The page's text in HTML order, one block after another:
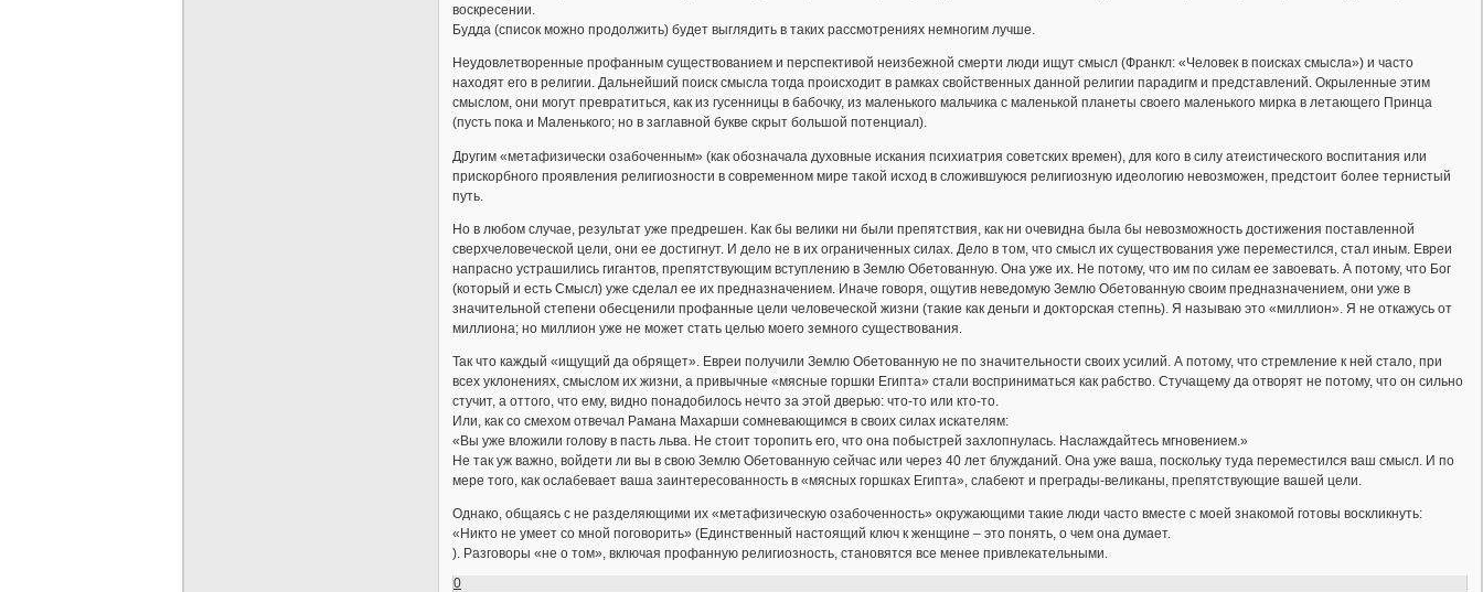
воскресении.
Будда (список можно продолжить) будет выглядить в таких рассмотрениях немногим лучше.
Неудовлетворенные профанным существованием и перспективой неизбежной смерти люди ищут смысл (Франкл: «Человек в поисках смысла») и часто
находят его в религии. Дальнейший поиск смысла тогда происходит в рамках свойственных данной религии парадигм и представлений. Окрыленные этим
смыслом, они могут превратиться, как из гусенницы в бабочку, из маленького мальчика с маленькой планеты своего маленького мирка в летающего Принца
(пусть пока и Маленького; но в заглавной букве скрыт большой потенциал).
Другим «метафизически озабоченным» (как обозначала духовные искания психиатрия советских времен), для кого в силу атеистического воспитания или
прискорбного проявления религиозности в современном мире такой исход в сложившуюся религиозную идеологию невозможен, предстоит более тернистый
путь.
Но в любом случае, результат уже предрешен. Как бы велики ни были препятствия, как ни очевидна была бы невозможность достижения поставленной
сверхчеловеческой цели, они ее достигнут. И дело не в их ограниченных силах. Дело в том, что смысл их существования уже переместился, стал иным. Евреи
напрасно устрашились гигантов, препятствующим вступлению в Землю Обетованную. Она уже их. Не потому, что им по силам ее завоевать. А потому, что Бог
(который и есть Смысл) уже сделал ее их предназначением. Иначе говоря, ощутив неведомую Землю Обетованную своим предназначением, они уже в
значительной степени обесценили профанные цели человеческой жизни (такие как деньги и докторская степнь). Я называю это «миллион». Я не откажусь от
миллиона; но миллион уже не может стать целью моего земного существования.
Так что каждый «ищущий да обрящет». Евреи получили Землю Обетованную не по значительности своих усилий. А потому, что стремление к ней стало, при
всех уклонениях, смыслом их жизни, а привычные «мясные горшки Египта» стали восприниматься как рабство. Стучащему да отворят не потому, что он сильно
стучит, а оттого, что ему, видно понадобилось нечто за этой дверью: что-то или кто-то.
Или, как со смехом отвечал Рамана Махарши сомневающимся в своих силах искателям:
«Вы уже вложили голову в пасть льва. Не стоит торопить его, что она побыстрей захлопнулась. Наслаждайтесь мгновением.»
Не так уж важно, войдети ли вы в свою Землю Обетованную сейчас или через 40 лет блужданий. Она уже ваша, поскольку туда переместился ваш смысл. И по
мере того, как ослабевает ваша заинтересованность в «мясных горшках Египта», слабеют и преграды-великаны, препятствующие вашей цели.
Однако, общаясь с не разделяющими их «метафизическую озабоченность» окружающими такие люди часто вместе с моей знакомой готовы воскликнуть:
«Никто не умеет со мной поговорить» (Единственный настоящий ключ к женщине – это понять, о чем она думает.
). Разговоры «не о том», включая профанную религиозность, становятся все менее привлекательными.
0